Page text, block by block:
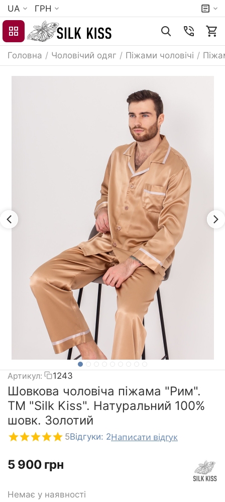
UA ГРН
Головна / Чоловічий одяг / Піжами чоловічі /
Артикул: 1243
Шовкова чоловіча піжама "Рим".
TM "Silk Kiss". Натуральний 100%
шовк. Золотий
5Відгуки: 2Написати відгук
‍5 900‍ грн
Немає у наявності